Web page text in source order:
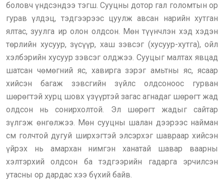
боловч үндсэндээ тэгш. Сууцны дотор гал голомтын ор
гурав үлдэц, тэдгээрээс цуулж авсан нарийн хутган
ялтас, зуулга ир олон олдсон. Мөн түүнчлэн хэд хэдэн
төрлийн хусуур, зүсүүр, хаш зэвсэг (хусуур-хутга), ойл
хэлбэрийн хусуур зэвсэг олджээ. Сууцыг малтах явцад
шатсан чөмөгний яс, хавирга зэрэг амьтны яс, ясаар
хийсэн багаж зэвсгийн зүйлс олдсоноос гурван
шөрөгтэй хурц шовх үзүүртэй загас агнадаг шөрөгт жад
олдсон нь сонирхолтой. Эл шөрөгт жадыг сайтар
зүлгэж өнгөлжээ. Мөн сууцны шалан дээрээс найман
см голчтой дугуй ширхэгтэй элсэрхэг шавраар хийсэн
үйрэх нь амархан нимгэн ханатай шавар ваарны
хэлтэрхий олдсон ба тэдгээрийн гадарга эрчилсэн
утасны ор дардас хээ бүхий байв.